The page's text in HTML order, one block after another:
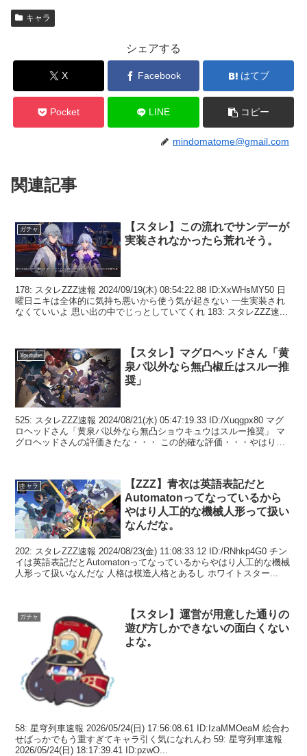
キャラ
シェアする
X Facebook はてブ
Pocket LINE コピー
mindomatome@gmail.com
関連記事
ガチャ
【スタレ】この流れでサンデーが
実装されなかったら荒れそう。
178: スタレZZZ速報 2024/09/19(木) 08:54:22.88 ID:XxWHsMY50 日
曜日ニキは全体的に気持ち悪いから使う気が起きない 一生実装され
なくていいよ 思い出の中でじっとしていてくれ 183: スタレZZZ速...
Youtube
【スタレ】マグロヘッドさん「黄
泉パ以外なら無凸椒丘はスルー推
奨」
525: スタレZZZ速報 2024/08/21(水) 05:47:19.33 ID:/Xuqgpx80 マグ
ロヘッドさん「黄泉パ以外なら無凸ショウキュウはスルー推奨」 マ
グロヘッドさんの評価きたな・・・ この的確な評価・・・やはりス
キャラ
【ZZZ】青衣は英語表記だと
Automatonってなっているから
やはり人工的な機械人形って扱い
なんだな。
202: スタレZZZ速報 2024/08/23(金) 11:08:33.12 ID:/RNhkp4G0 チン
イは英語表記だとAutomatonってなっているからやはり人工的な機械
人形って扱いなんだな 人格は模造人格とあるし ホワイトスター...
ガチャ
【スタレ】運営が用意した通りの
遊び方しかできないの面白くない
よな。
58: 星穹列車速報 2026/05/24(日) 17:56:08.61 ID:IzaMMOeaM 絵合わ
せばっかでもう重すぎてキャラ引く気になれんわ 59: 星穹列車速報
2026/05/24(日) 18:17:39.41 ID:pzwO...